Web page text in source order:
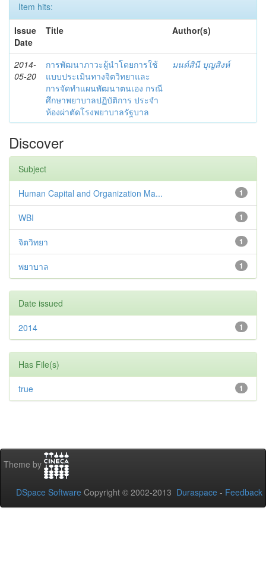
Item hits:
Issue
Date
Title Author(s)
2014-
05-20
การพัฒนาภาวะผู้นำโดยการใช้
แบบประเมินทางจิตวิทยาและ
การจัดทำแผนพัฒนาตนเอง กรณี
ศึกษาพยาบาลปฏิบัติการ ประจำ
ห้องผ่าตัดโรงพยาบาลรัฐบาล
มนต์สินี บุญสิงห์
Discover
Subject
1
Human Capital and Organization Ma...
1
WBI
1
จิตวิทยา
1
พยาบาล
Date issued
1
2014
Has File(s)
1
true
Theme by
DSpace Software Copyright © 2002-2013 Duraspace - Feedback